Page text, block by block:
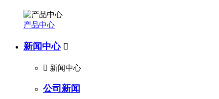
产品中心
新闻中心 
 新闻中心
公司新闻